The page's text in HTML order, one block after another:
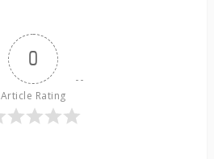
0
Article Rating